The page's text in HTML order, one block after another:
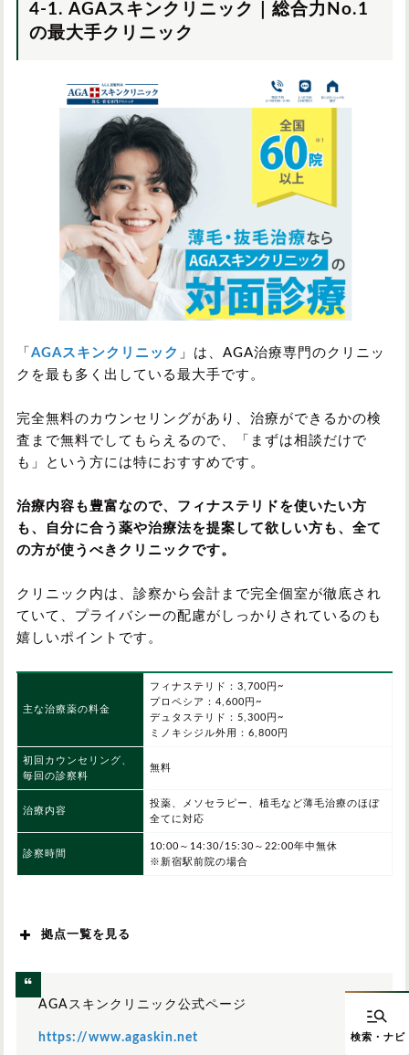
4-1. AGAスキンクリニック｜総合力No.1
の最大手クリニック
「 AGAスキンクリニック 」は、AGA治療専門のクリニッ
クを最も多く出している最大手です。
完全無料のカウンセリングがあり、治療ができるかの検
査まで無料でしてもらえるので、「まずは相談だけで
も」という方には特におすすめです。
治療内容も豊富なので、フィナステリドを使いたい方
も、自分に合う薬や治療法を提案して欲しい方も、全て
の方が使うべきクリニックです。
クリニック内は、診察から会計まで完全個室が徹底され
ていて、プライバシーの配慮がしっかりされているのも
嬉しいポイントです。
主な治療薬の料金
フィナステリド：3,700円~
プロペシア：4,600円~
デュタステリド：5,300円~
ミノキシジル外用：6,800円
初回カウンセリング、
毎回の診察料
無料
治療内容
投薬、メソセラピー、植毛など薄毛治療のほぼ
全てに対応
診察時間
10:00～14:30/15:30～22:00年中無休
※新宿駅前院の場合
拠点一覧を見る
関東
AGAスキンクリニック公式ページ
https://www.agaskin.net